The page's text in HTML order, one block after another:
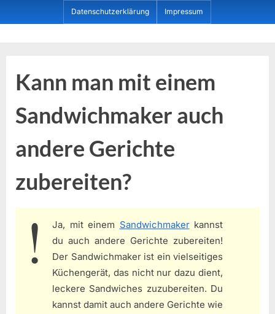
to
Datenschutzerklärung Impressum
Kann man mit einem
Sandwichmaker auch
andere Gerichte
zubereiten?
Ja, mit einem Sandwichmakerkannst
du auch andere Gerichte zubereiten!
Der Sandwichmaker ist ein vielseitiges
Küchengerät, das nicht nur dazu dient,
leckere Sandwiches zuzubereiten. Du
kannst damit auch andere Gerichte wie